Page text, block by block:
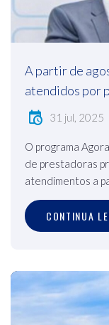
A partir de
atendidos por
31 jul, 2025
O programa
de prestadoras
atendimentos a
CONTINUA